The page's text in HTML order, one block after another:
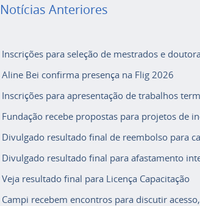
Notícias Anteriores
Inscrições para seleção de mestrados e
Aline Bei confirma presença na Flig 2026
Inscrições para apresentação de trabalhos
Fundação recebe propostas para projetos de
Divulgado resultado final de reembolso para
Divulgado resultado final para afastamento
Veja resultado final para Licença Capacitação
Campi recebem encontros para discutir